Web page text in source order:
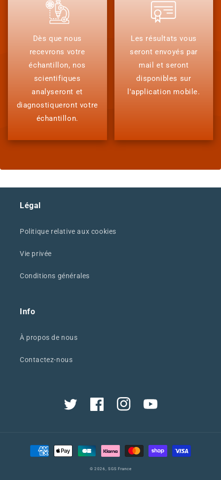
Dès que nous
recevrons votre
échantillon, nos
scientifiques
analyseront et
diagnostiqueront votre
échantillon.
Les résultats vous
seront envoyés par
mail et seront
disponibles sur
l'application mobile.
Légal
Politique relative aux cookies
Vie privée
Conditions générales
Info
À propos de nous
Contactez-nous
Twitter FacebookInstagramYouTube
Moyens
de
© 2026,SGS France